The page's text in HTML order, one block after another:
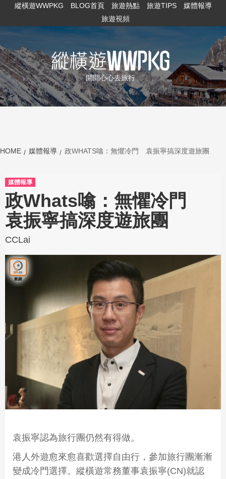
縱橫遊WWPKG BLOG首頁 旅遊熱點 旅遊TIPS
媒體報導
旅遊視頻
開開心心去旅行
HOME 媒體報導 政WHATS噏：無懼冷門 袁振寧搞深度遊旅團
媒體報導
政Whats噏：無懼冷門
袁振寧搞深度遊旅團
CCLai
袁振寧認為旅行團仍然有得做。
港人外遊愈來愈喜歡選擇自由行，參加旅行團漸漸
變成冷門選擇。縱橫遊常務董事袁振寧(CN)就認